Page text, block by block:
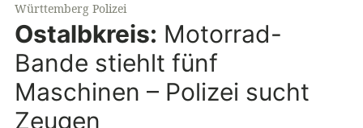
Württemberg Polizei
Ostalbkreis: Motorrad-
Bande stiehlt fünf
Maschinen – Polizei sucht
Zeugen